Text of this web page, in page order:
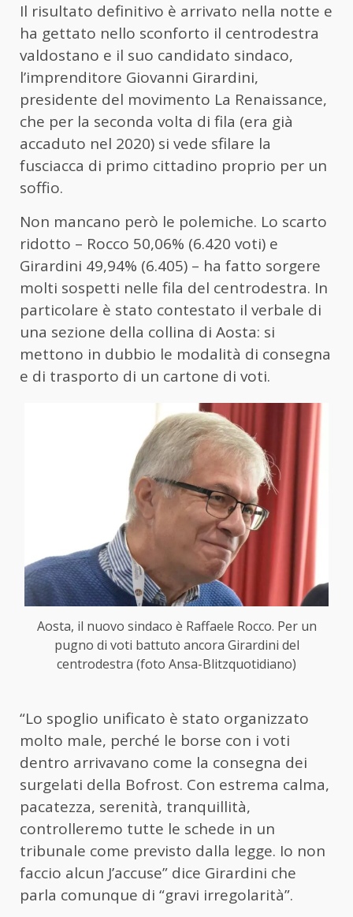
Il risultato definitivo è arrivato nella notte e
ha gettato nello sconforto il centrodestra
valdostano e il suo candidato sindaco,
l’imprenditore Giovanni Girardini,
presidente del movimento La Renaissance,
che per la seconda volta di fila (era già
accaduto nel 2020) si vede sfilare la
fusciacca di primo cittadino proprio per un
soffio.
Non mancano però le polemiche. Lo scarto
ridotto – Rocco 50,06% (6.420 voti) e
Girardini 49,94% (6.405) – ha fatto sorgere
molti sospetti nelle fila del centrodestra. In
particolare è stato contestato il verbale di
una sezione della collina di Aosta: si
mettono in dubbio le modalità di consegna
e di trasporto di un cartone di voti.
Aosta, il nuovo sindaco è Raffaele Rocco. Per un
pugno di voti battuto ancora Girardini del
centrodestra (foto Ansa-Blitzquotidiano)
“Lo spoglio unificato è stato organizzato
molto male, perché le borse con i voti
dentro arrivavano come la consegna dei
surgelati della Bofrost. Con estrema calma,
pacatezza, serenità, tranquillità,
controlleremo tutte le schede in un
tribunale come previsto dalla legge. Io non
faccio alcun J’accuse” dice Girardini che
parla comunque di “gravi irregolarità”.